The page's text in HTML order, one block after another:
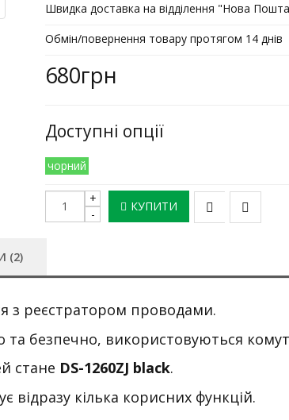
Швидка доставка на відділення "Нова
Обмін/повернення товару протягом 14 днів
680грн
Доступні опції
чорний
КУПИТИ
(2)
з реєстратором проводами.
та безпечно, використовуються
стане DS-1260ZJ black.
кілька корисних функцій.